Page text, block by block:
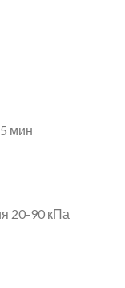
мин
20-90 кПа